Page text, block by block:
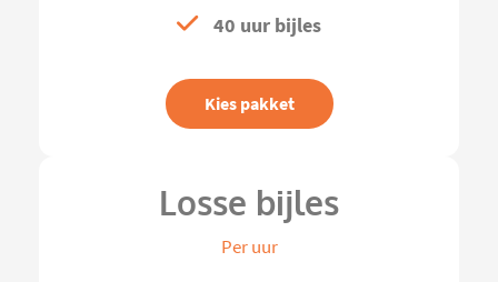
40 uur bijles
Kies pakket
Losse bijles
Per uur